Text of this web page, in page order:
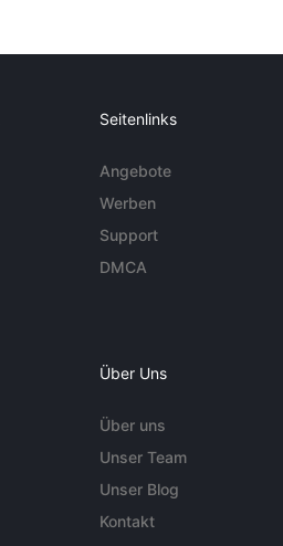
Seitenlinks
Angebote
Werben
Support
DMCA
Über Uns
Über uns
Unser Team
Unser Blog
Kontakt